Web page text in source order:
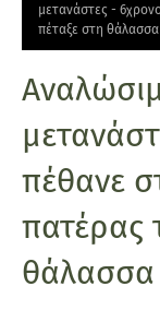
μετανάστες -
πέταξε στη θάλασσα
πέθανε
πατέρας
θάλασσα